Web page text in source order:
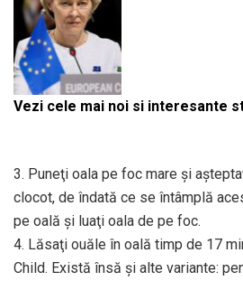
Vezi cele mai noi si interesante
3. Puneţi oala pe foc mare şi
clocot, de îndată ce se întâmplă
pe oală şi luaţi oala de pe foc.
4. Lăsaţi ouăle în oală timp de 17
Child. Există însă şi alte variante: